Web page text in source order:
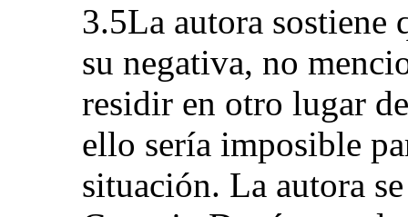
3.5La autora sostiene
su negativa, no
residir en otro lugar
ello sería imposible
situación. La autora